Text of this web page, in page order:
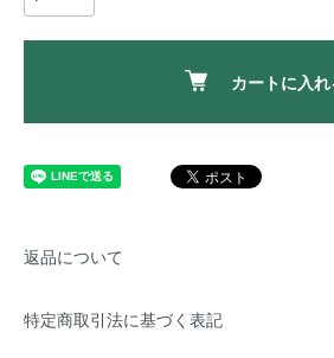
カートに入れ
返品について
特定商取引法に基づく表記